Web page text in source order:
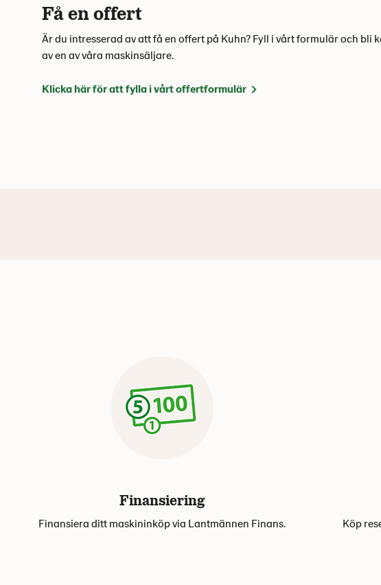
Få en offert
Är du intresserad av att få en offert på Kuhn? Fyll i vårt formulär och bli
av en av våra maskinsäljare.
Klicka här för att fylla i vårt offertformulär
Finansiering
Finansiera ditt maskininköp via Lantmännen Finans. Köp